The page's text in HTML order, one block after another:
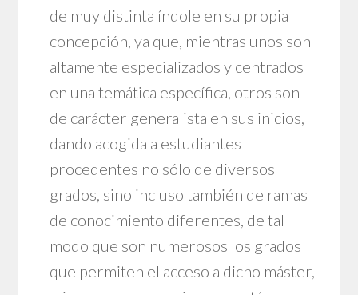
de muy distinta índole en su propia
concepción, ya que, mientras unos son
altamente especializados y centrados
en una temática específica, otros son
de carácter generalista en sus inicios,
dando acogida a estudiantes
procedentes no sólo de diversos
grados, sino incluso también de ramas
de conocimiento diferentes, de tal
modo que son numerosos los grados
que permiten el acceso a dicho máster,